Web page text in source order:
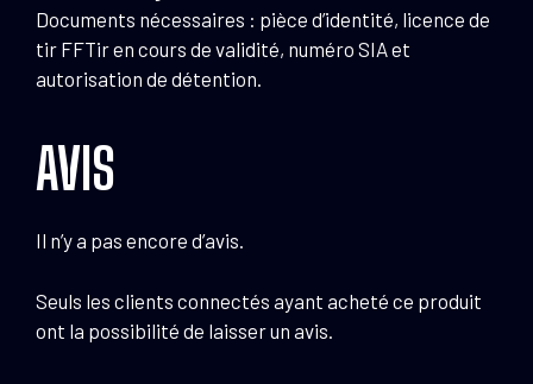
Documents nécessaires : pièce d’identité, licence de
tir FFTir en cours de validité, numéro SIA et
autorisation de détention.
AVIS
Il n’y a pas encore d’avis.
Seuls les clients connectés ayant acheté ce produit
ont la possibilité de laisser un avis.